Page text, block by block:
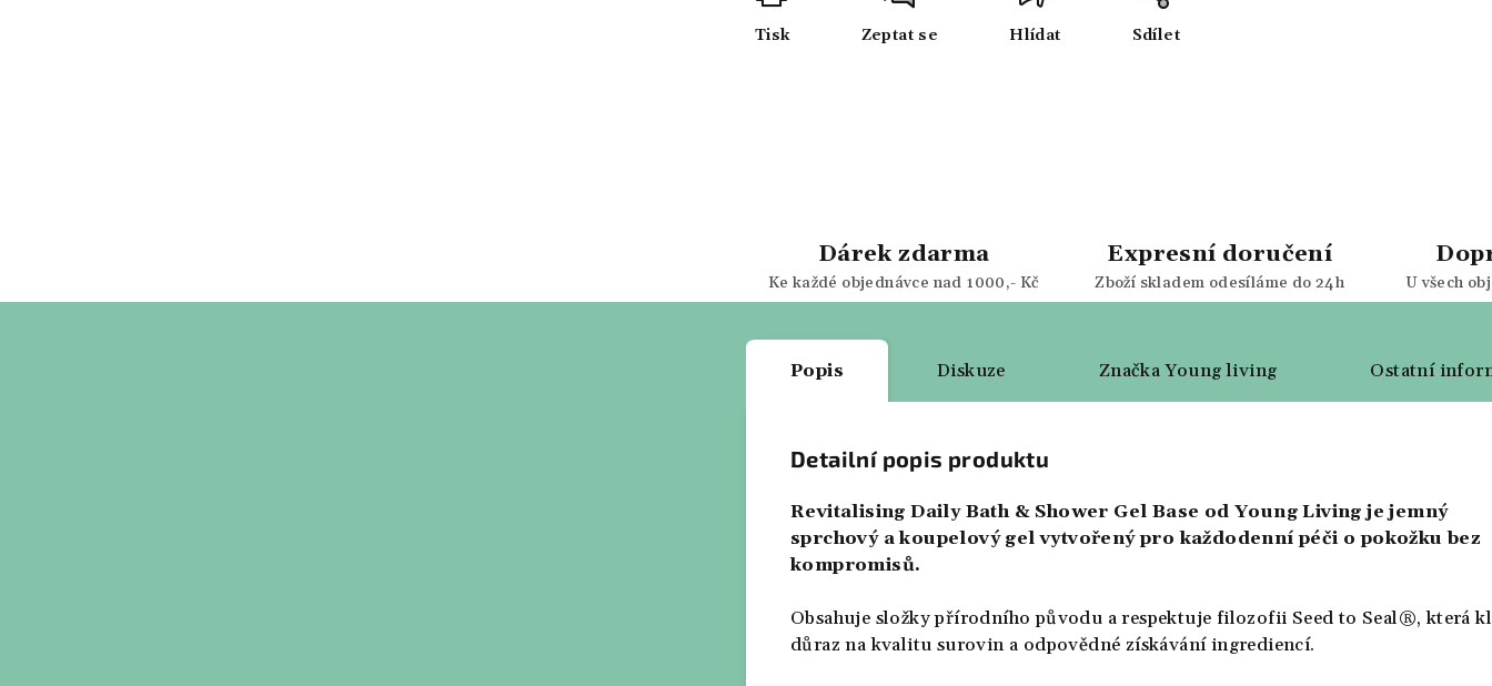
Tisk Zeptat se Hlídat Sdílet
Dárek zdarma
Ke každé objednávce nad 1000,- Kč
Expresní doručení
Zboží skladem odesíláme do 24h U všech
Popis Diskuze Značka Young living Ostatní
Detailní popis produktu
Revitalising Daily Bath & Shower Gel Base od Young Living je jemný
sprchový a koupelový gel vytvořený pro každodenní péči o pokožku bez
kompromisů.
Obsahuje složky přírodního původu a respektuje filozofii Seed to Seal®, která
důraz na kvalitu surovin a odpovědné získávání ingrediencí.